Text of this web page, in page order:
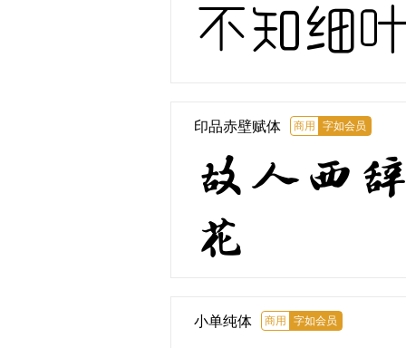
不知细
印品赤壁赋体 商用 字如会员
故人西
花
小单纯体 商用 字如会员